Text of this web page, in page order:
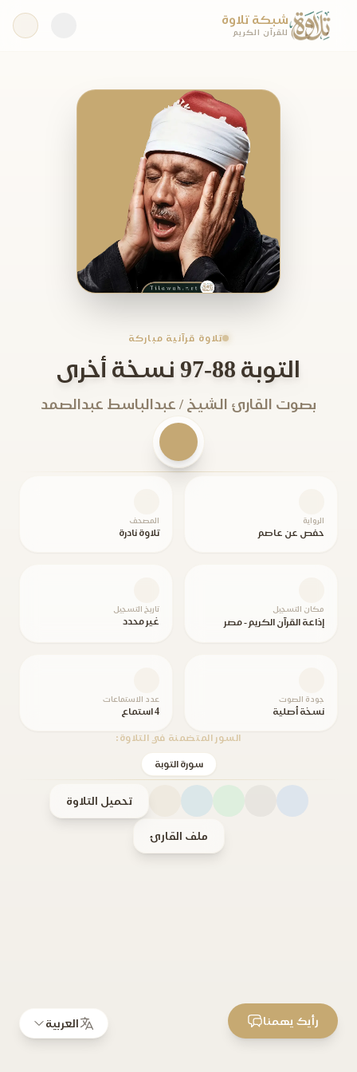
شبكة تلاوة
للقرآن الكريم
تلاوة قرآنية مباركة
التوبة 88-97 نسخة أخرى
بصوت القارئ الشيخ / عبدالباسط عبدالصمد
الرواية
حفص عن عاصم
المصحف
تلاوة نادرة
مكان التسجيل
إذاعة القرآن الكريم - مصر
تاريخ التسجيل
غير محدد
جودة الصوت
نسخة أصلية
عدد الاستماعات
4 استماع
السور المتضمنة في التلاوة:
سورة التوبة
تحميل التلاوة
ملف القارئ
العربية رأيك يهمنا